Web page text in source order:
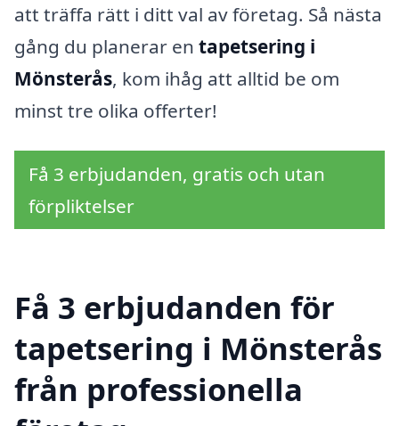
att träffa rätt i ditt val av företag. Så nästa
gång du planerar en tapetsering i
Mönsterås, kom ihåg att alltid be om
minst tre olika offerter!
Få 3 erbjudanden, gratis och utan
förpliktelser
Få 3 erbjudanden för
tapetsering i Mönsterås
från professionella